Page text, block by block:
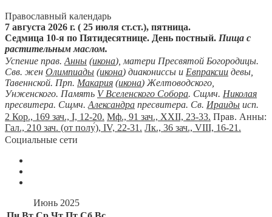
Православный календарь
7 августа 2026 г. ( 25 июля ст.ст.), пятница.
Седмица 10-я по Пятидесятнице. День постный. Пища с
растительным маслом.
Успение прав. Анны (икона), матери Пресвятой Богородицы.
Свв. жен Олимпиады (икона) диакониссы и Евпраксии девы,
Тавеннской. Прп. Макария (икона) Желтоводского,
Унженского. Память V Вселенского Собора. Сщмч. Николая
пресвитера. Сщмч. Александра пресвитера. Св. Ираиды исп.
2 Кор., 169 зач., I, 12-20. Мф., 91 зач., XXII, 23-33. Прав. Анны:
Гал., 210 зач. (от полу́), IV, 22-31. Лк., 36 зач., VIII, 16-21.
Социальные сети
Июнь 2025